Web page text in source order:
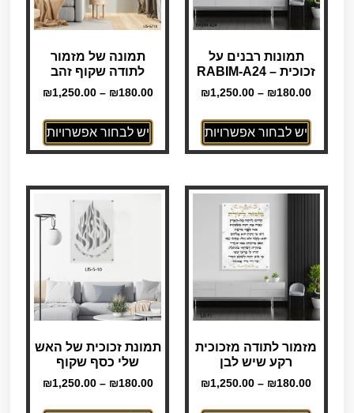
תמונות רבנים על
זכוכית – RABIM-A24
₪180.00
–
₪1,250.00
יש לבחור אפשרויות
תמונה של מזמור
לתודה שקוף זהב
₪180.00
–
₪1,250.00
יש לבחור אפשרויות
מזמור לתודה מזכוכית
רקע שיש לבן
₪180.00
–
₪1,250.00
תמונת זכוכית של האש
שלי כסף שקוף
₪180.00
–
₪1,250.00